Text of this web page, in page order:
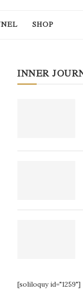
SHOP
INNER
[soliloquy id="1259"]